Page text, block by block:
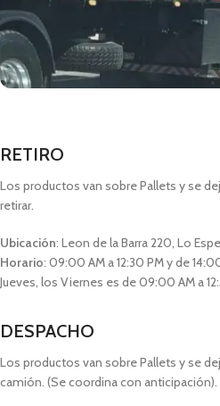
RETIRO
Los productos van sobre Pallets y se
retirar.
Ubicación: Leon de la Barra 220, Lo
Horario: 09:00 AM a 12:30 PM y de
Jueves, los Viernes es de 09:00 AM a
DESPACHO
Los productos van sobre Pallets y se
camión. (Se coordina con anticipación).